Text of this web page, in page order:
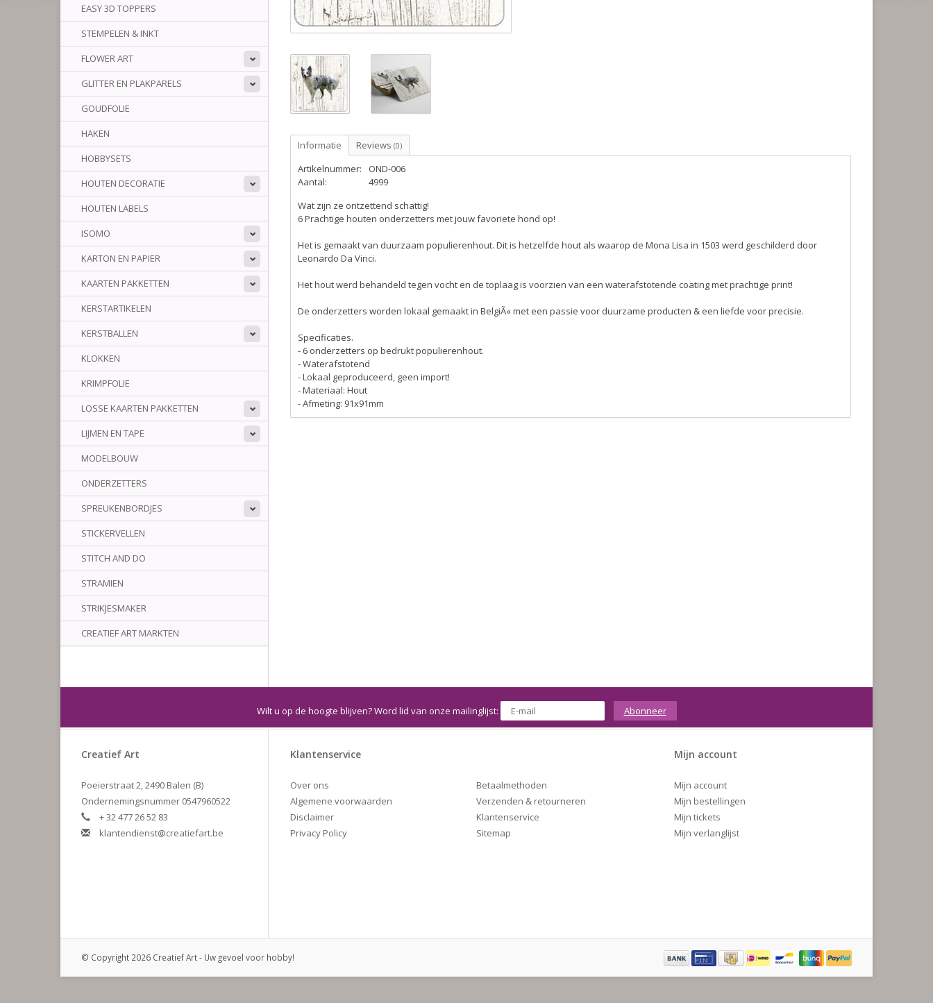
EASY 3D TOPPERS
STEMPELEN & INKT
FLOWER ART
GLITTER EN PLAKPARELS
GOUDFOLIE
HAKEN
HOBBYSETS
HOUTEN DECORATIE
HOUTEN LABELS
ISOMO
KARTON EN PAPIER
KAARTEN PAKKETTEN
KERSTARTIKELEN
KERSTBALLEN
KLOKKEN
KRIMPFOLIE
LOSSE KAARTEN PAKKETTEN
LIJMEN EN TAPE
MODELBOUW
ONDERZETTERS
SPREUKENBORDJES
STICKERVELLEN
STITCH AND DO
STRAMIEN
STRIKJESMAKER
CREATIEF ART MARKTEN
Informatie Reviews (0)
Artikelnummer:
OND-006
Aantal:
4999
Wat zijn ze ontzettend schattig!
6 Prachtige houten onderzetters met jouw favoriete hond op!
Het is gemaakt van duurzaam populierenhout. Dit is hetzelfde hout als waarop de Mona Lisa in 1503 werd geschilderd door
Leonardo Da Vinci.
Het hout werd behandeld tegen vocht en de toplaag is voorzien van een waterafstotende coating met prachtige print!
De onderzetters worden lokaal gemaakt in BelgiÃ« met een passie voor duurzame producten & een liefde voor precisie.
Specificaties.
- 6 onderzetters op bedrukt populierenhout.
- Waterafstotend
- Lokaal geproduceerd, geen import!
- Materiaal: Hout
- Afmeting: 91x91mm
Wilt u op de hoogte blijven? Word lid van onze mailinglijst: Abonneer
Creatief Art
Poeierstraat 2, 2490 Balen (B)
Ondernemingsnummer 0547960522
+ 32 477 26 52 83
klantendienst@creatiefart.be
Klantenservice
Over ons
Algemene voorwaarden
Disclaimer
Privacy Policy
Betaalmethoden
Verzenden & retourneren
Klantenservice
Sitemap
Mijn account
Mijn account
Mijn bestellingen
Mijn tickets
Mijn verlanglijst
© Copyright 2026 Creatief Art - Uw gevoel voor hobby!